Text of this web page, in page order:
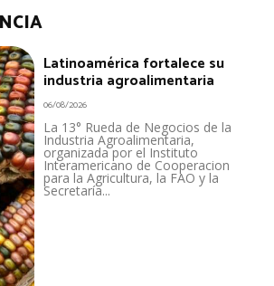
Latinoamérica fortalece su
industria agroalimentaria
06/08/2026
La 13° Rueda de Negocios de la
Industria Agroalimentaria,
organizada por el Instituto
Interamericano de Cooperacion
para la Agricultura, la FAO y la
Secretaría...